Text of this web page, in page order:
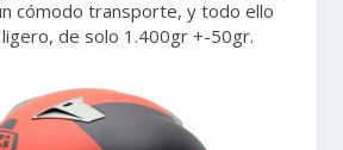
cómodo transporte, y todo ello
de solo 1.400gr +-50gr.